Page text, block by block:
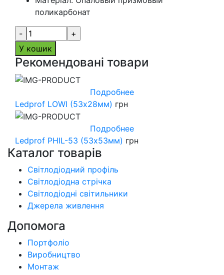
поликарбонат
-
+
У кошик
Рекомендовані товари
Подробнее
Ledprof LOWI (53х28мм) грн
Подробнее
Ledprof PHIL-53 (53х53мм) грн
Каталог товарів
Світлодіодний профіль
Світлодіодна стрічка
Світлодіодні світильники
Джерела живлення
Допомога
Портфоліо
Виробництво
Монтаж